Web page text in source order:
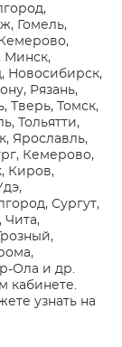
Гомель,
Минск,
Новосибирск,
Рязань,
Тверь, Томск,
Тольятти,
Ярославль,
Кемерово,
Киров,
Сургут,
Чита,
Ола и др.
кабинете.
узнать на